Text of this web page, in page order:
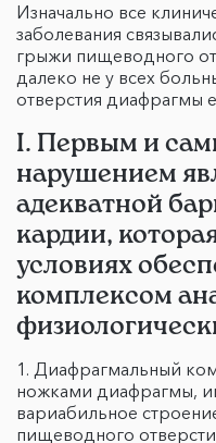
Изначально все
заболевания
грыжи пищеводного
далеко не у всех
отверстия диафрагмы
I. Первым и
нарушением
адекватной
кардии,
условиях
комплексом
Диафрагмальный
ножками диафрагмы,
вариабильное
пищеводного